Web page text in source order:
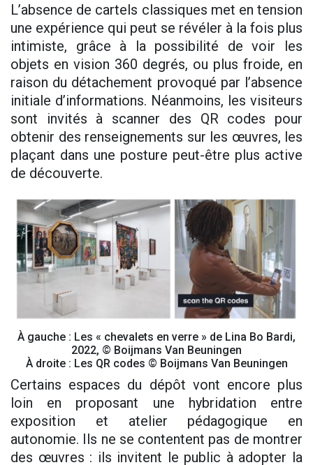
L’absence de cartels classiques met en tension
une expérience qui peut se révéler à la fois plus
intimiste, grâce à la possibilité de voir les
objets en vision 360 degrés, ou plus froide, en
raison du détachement provoqué par l’absence
initiale d’informations. Néanmoins, les visiteurs
sont invités à scanner des QR codes pour
obtenir des renseignements sur les œuvres, les
plaçant dans une posture peut-être plus active
de découverte.
À gauche : Les « chevalets en verre » de Lina Bo Bardi,
2022, © Boijmans Van Beuningen
À droite : Les QR codes © Boijmans Van Beuningen
Certains espaces du dépôt vont encore plus
loin en proposant une hybridation entre
exposition et atelier pédagogique en
autonomie. Ils ne se contentent pas de montrer
des œuvres : ils invitent le public à adopter la